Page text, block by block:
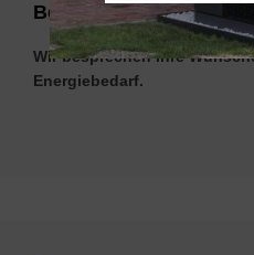
Be­ra­tung
Wir besprechen Ihre
Energiebedarf.